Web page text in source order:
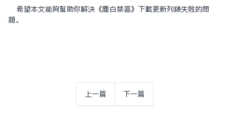
希望本文能够帮助你解决《尘白禁区》下载更新列表失败的问
题。
上一篇 下一篇